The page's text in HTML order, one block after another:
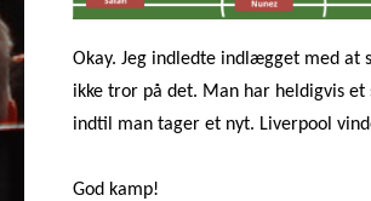
Okay. Jeg indledte indlægget med at
ikke tror på det. Man har heldigvis et
indtil man tager et nyt. Liverpool
God kamp!